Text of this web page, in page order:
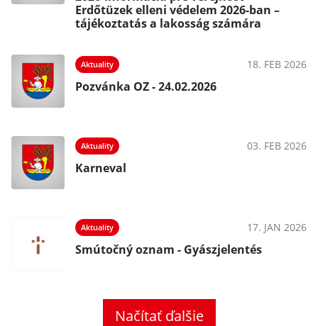
Erdőtüzek elleni védelem 2026-ban –
tájékoztatás a lakosság számára
Aktuality 18. FEB 2026
Pozvánka OZ - 24.02.2026
Aktuality 03. FEB 2026
Karneval
Aktuality 17. JAN 2026
Smútočný oznam - Gyászjelentés
Načítať ďalšie